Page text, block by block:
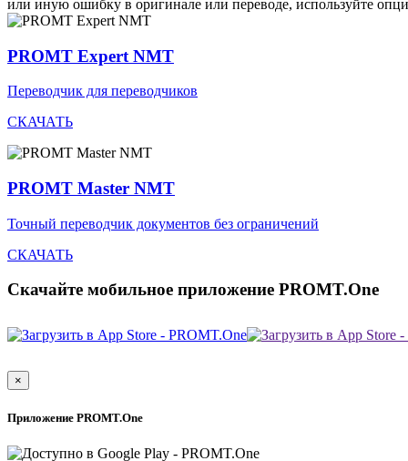
или иную ошибку в оригинале или переводе, используйте
PROMT Expert NMT
Переводчик для переводчиков
СКАЧАТЬ
PROMT Master NMT
Точный переводчик документов без ограничений
СКАЧАТЬ
Скачайте мобильное приложение PROMT.One
×
Приложение PROMT.One